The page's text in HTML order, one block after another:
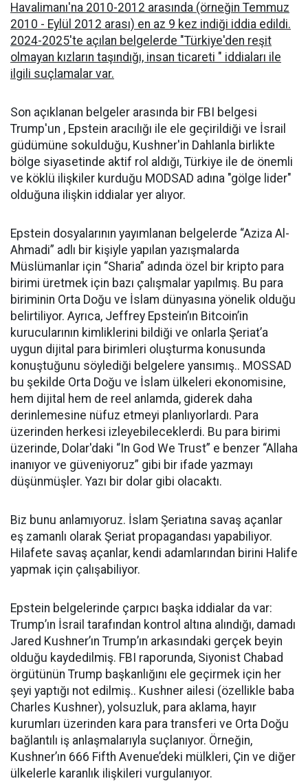
Havalimanı'na 2010-2012 arasında (örneğin Temmuz
2010 - Eylül 2012 arası) en az 9 kez indiği iddia edildi.
2024-2025'te açılan belgelerde "Türkiye'den reşit
olmayan kızların taşındığı, insan ticareti " iddiaları ile
ilgili suçlamalar var.
Son açıklanan belgeler arasında bir FBI belgesi
Trump'un , Epstein aracılığı ile ele geçirildiği ve İsrail
güdümüne sokulduğu, Kushner'in Dahlanla birlikte
bölge siyasetinde aktif rol aldığı, Türkiye ile de önemli
ve köklü ilişkiler kurduğu MODSAD adına "gölge lider"
olduğuna ilişkin iddialar yer alıyor.
Epstein dosyalarının yayımlanan belgelerde “Aziza Al-
Ahmadi” adlı bir kişiyle yapılan yazışmalarda
Müslümanlar için “Sharia” adında özel bir kripto para
birimi üretmek için bazı çalışmalar yapılmış. Bu para
biriminin Orta Doğu ve İslam dünyasına yönelik olduğu
belirtiliyor. Ayrıca, Jeffrey Epstein’ın Bitcoin’in
kurucularının kimliklerini bildiği ve onlarla Şeriat’a
uygun dijital para birimleri oluşturma konusunda
konuştuğunu söylediği belgelere yansımış.. MOSSAD
bu şekilde Orta Doğu ve İslam ülkeleri ekonomisine,
hem dijital hem de reel anlamda, giderek daha
derinlemesine nüfuz etmeyi planlıyorlardı. Para
üzerinden herkesi izleyebileceklerdi. Bu para birimi
üzerinde, Dolar'daki “In God We Trust” e benzer “Allaha
inanıyor ve güveniyoruz” gibi bir ifade yazmayı
düşünmüşler. Yazı bir dolar gibi olacaktı.
Biz bunu anlamıyoruz. İslam Şeriatına savaş açanlar
eş zamanlı olarak Şeriat propagandası yapabiliyor.
Hilafete savaş açanlar, kendi adamlarından birini Halife
yapmak için çalışabiliyor.
Epstein belgelerinde çarpıcı başka iddialar da var:
Trump’ın İsrail tarafından kontrol altına alındığı, damadı
Jared Kushner’ın Trump’ın arkasındaki gerçek beyin
olduğu kaydedilmiş. FBI raporunda, Siyonist Chabad
örgütünün Trump başkanlığını ele geçirmek için her
şeyi yaptığı not edilmiş.. Kushner ailesi (özellikle baba
Charles Kushner), yolsuzluk, para aklama, hayır
kurumları üzerinden kara para transferi ve Orta Doğu
bağlantılı iş anlaşmalarıyla suçlanıyor. Örneğin,
Kushner’ın 666 Fifth Avenue’deki mülkleri, Çin ve diğer
ülkelerle karanlık ilişkileri vurgulanıyor.